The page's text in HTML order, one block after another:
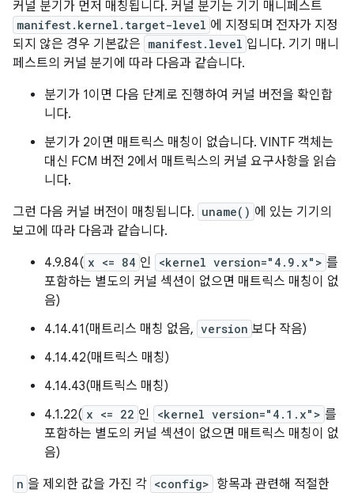
커널 분기가 먼저 매칭됩니다. 커널 분기는 기기 매니페스트
manifest.kernel.target-level 에 지정되며 전자가 지정
되지 않은 경우 기본값은 manifest.level 입니다. 기기 매니
페스트의 커널 분기에 따라 다음과 같습니다.
분기가 1이면 다음 단계로 진행하여 커널 버전을 확인합
니다.
분기가 2이면 매트릭스 매칭이 없습니다. VINTF 객체는
대신 FCM 버전 2에서 매트릭스의 커널 요구사항을 읽습
니다.
그런 다음 커널 버전이 매칭됩니다. uname() 에 있는 기기의
보고에 따라 다음과 같습니다.
4.9.84( x <= 84 인 <kernel version="4.9.x"> 를
포함하는 별도의 커널 섹션이 없으면 매트릭스 매칭이 없
음)
4.14.41(매트리스 매칭 없음, version 보다 작음)
4.14.42(매트릭스 매칭)
4.14.43(매트릭스 매칭)
4.1.22( x <= 22 인 <kernel version="4.1.x"> 를
포함하는 별도의 커널 섹션이 없으면 매트릭스 매칭이 없
음)
n 을 제외한 값을 가진 각 <config> 항목과 관련해 적절한